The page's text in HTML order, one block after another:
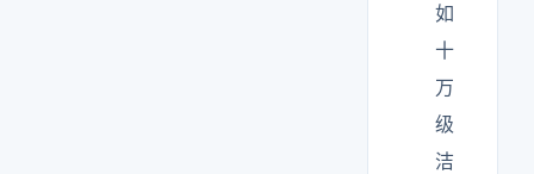
如
十
万
级
洁